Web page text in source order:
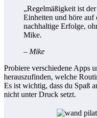
„Regelmäßigkeit ist
Einheiten und höre auf
nachhaltige Erfolge,
Mike.
– Mike
Probiere verschiedene Apps
herauszufinden, welche
Es ist wichtig, dass du Spaß
nicht unter Druck setzt.